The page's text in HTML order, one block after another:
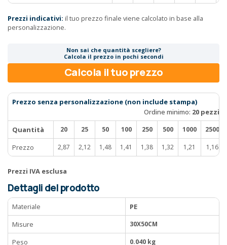
Prezzi indicativi: il tuo prezzo finale viene calcolato in base alla
personalizzazione.
Non sai che quantità scegliere?
Calcola il prezzo in pochi secondi
Calcola il tuo prezzo
Prezzo senza personalizzazione (non include stampa)
Ordine minimo: 20 pezzi
Quantità
20 25 50 100 250 500 1000 2500
Prezzo 2,87 2,12 1,48 1,41 1,38 1,32 1,21 1,16
Prezzi IVA esclusa
Dettagli del prodotto
Materiale
PE
Misure
30X50CM
Peso 0.040 kg